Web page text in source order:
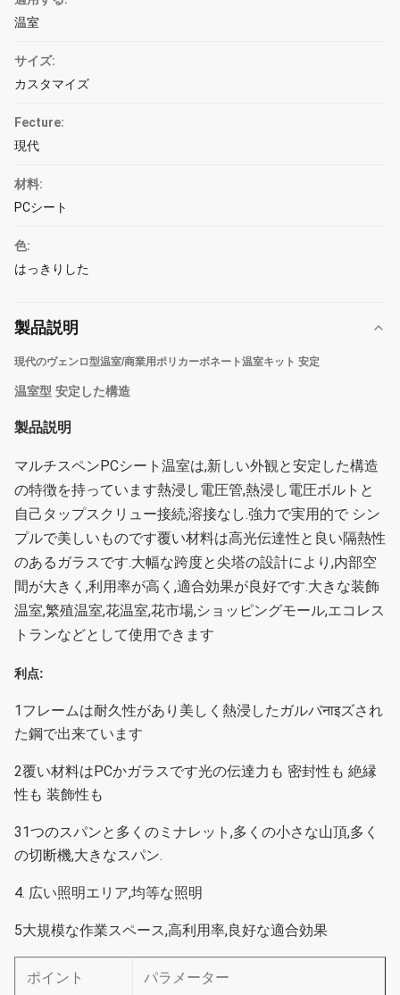
温室
サイズ:
カスタマイズ
Fecture:
現代
材料:
PCシート
色:
はっきりした
製品説明
現代のヴェンロ型温室/商業用ポリカーボネート温室キット 安定
温室型 安定した構造
製品説明
マルチスペンPCシート温室は,新しい外観と安定した構造
の特徴を持っています熱浸し電圧管,熱浸し電圧ボルトと
自己タップスクリュー接続,溶接なし.強力で実用的で シン
プルで美しいものです覆い材料は高光伝達性と良い隔熱性
のあるガラスです.大幅な跨度と尖塔の設計により,内部空
間が大きく,利用率が高く,適合効果が良好です.大きな装飾
温室,繁殖温室,花温室,花市場,ショッピングモール,エコレス
トランなどとして使用できます
利点:
1フレームは耐久性があり美しく熱浸したガルバनाइズされ
た鋼で出来ています
2覆い材料はPCかガラスです光の伝達力も 密封性も 絶縁
性も 装飾性も
31つのスパンと多くのミナレット,多くの小さな山頂,多く
の切断機,大きなスパン.
4. 広い照明エリア,均等な照明
5大規模な作業スペース,高利用率,良好な適合効果
ポイント パラメーター